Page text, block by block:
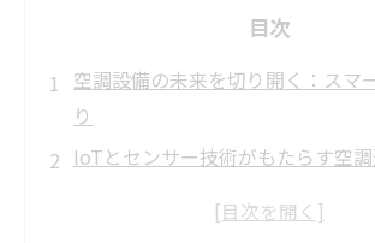
目次
空調設備の未来を切り開く：スマ
り
IoTとセンサー技術がもたらす空
リアルタイム最適化で実現するエ